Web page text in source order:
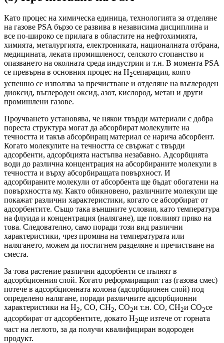
Като процес на химическа единица, технологията за отделяне
на газове PSA бързо се развива в независима дисциплина и
все по-широко се прилага в областите на нефтохимията,
химията, металургията, електрониката, националната отбрана,
медицината, леката промишленост, селското стопанство и
опазването на околната среда индустрии и т.н. В момента PSA
се превърна в основния процес на H2сепарация, която
успешно се използва за пречистване и отделяне на въглероден
диоксид, въглероден оксид, азот, кислород, метан и други
промишлени газове.
Проучването установява, че някои твърди материали с добра
пореста структура могат да абсорбират молекулите на
течността и такъв абсорбиращ материал се нарича абсорбент.
Когато молекулите на течността се свържат с твърди
адсорбенти, адсорбцията настъпва незабавно. Адсорбцията
води до различна концентрация на абсорбираните молекули в
течността и върху абсорбиращата повърхност. И
адсорбираните молекули от абсорбента ще бъдат обогатени на
повърхността му. Както обикновено, различните молекули ще
покажат различни характеристики, когато се абсорбират от
адсорбентите. Също така външните условия, като температура
на флуида и концентрация (налягане), ще повлияят пряко на
това. Следователно, само поради този вид различни
характеристики, чрез промяна на температурата или
налягането, можем да постигнем разделяне и пречистване на
сместа.
За това растение различни адсорбенти се пълнят в
адсорбционния слой. Когато реформиращият газ (газова смес)
потече в адсорбционната колона (адсорбционен слой) под
определено налягане, поради различните адсорбционни
характеристики на H2, CO, CH2, CO2и т.н. CO, CH2и CO2се
адсорбират от адсорбентите, докато H2ще изтече от горната
част на леглото, за да получи квалифициран водороден
продукт.